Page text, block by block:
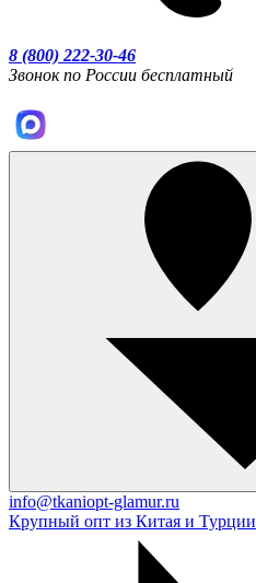
8 (800) 222-30-46
Звонок по России бесплатный
info@tkaniopt-glamur.ru
Крупный опт из Китая и Турции